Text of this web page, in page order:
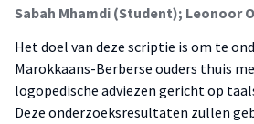
Het doel van deze scriptie is om te
Marokkaans-Berberse ouders thuis
logopedische adviezen gericht op
Deze onderzoeksresultaten zullen